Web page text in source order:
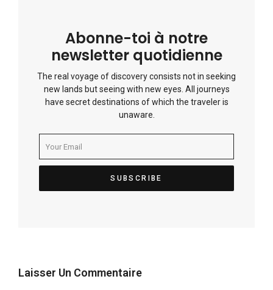
Abonne-toi à notre
newsletter quotidienne
The real voyage of discovery consists not in seeking
new lands but seeing with new eyes. All journeys
have secret destinations of which the traveler is
unaware.
Laisser Un Commentaire